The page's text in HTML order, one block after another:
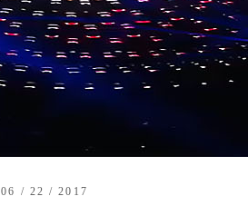
06 / 22 / 2017